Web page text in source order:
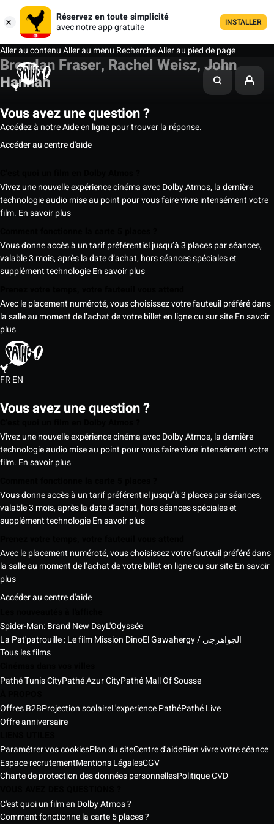
Réservez en toute simplicité
avec notre app gratuite
INSTALLER
Aller au contenuAller au menu RechercheAller au pied de page
Brendan Fraser, Rachel Weisz, John
Hannah
Vous avez une question ?
Accédez à notre Aide en ligne pour trouver la réponse.
Accéder au centre d'aide
Vivez une nouvelle expérience cinéma avec Dolby Atmos, la dernière
technologie audio mise au point pour vous faire vivre intensément votre
film. En savoir plus
Vous donne accès à un tarif préférentiel jusqu’à 3 places par séances,
valable 3 mois, après la date d’achat, hors séances spéciales et
supplément technologieEn savoir plus
Avec le placement numéroté, vous choisissez votre fauteuil préféré dans
la salle au moment de l’achat de votre billet en ligne ou sur siteEn savoir
plus
FREN
Vous avez une question ?
Vivez une nouvelle expérience cinéma avec Dolby Atmos, la dernière
technologie audio mise au point pour vous faire vivre intensément votre
film. En savoir plus
Vous donne accès à un tarif préférentiel jusqu’à 3 places par séances,
valable 3 mois, après la date d’achat, hors séances spéciales et
supplément technologieEn savoir plus
Avec le placement numéroté, vous choisissez votre fauteuil préféré dans
la salle au moment de l’achat de votre billet en ligne ou sur siteEn savoir
plus
Accéder au centre d'aide
Spider-Man: Brand New DayL'Odyssée
La Pat'patrouille : Le film Mission Dino
El Gawahergy / الجواهرجي
Tous les films
Pathé Tunis CityPathé Azur CityPathé Mall Of Sousse
Offres B2BProjection scolaireL'experience PathéPathé Live
Offre anniversaire
Paramétrer vos cookiesPlan du siteCentre d'aideBien vivre votre séance
Espace recrutementMentions LégalesCGV
Charte de protection des données personnellesPolitique CVD
C'est quoi un film en Dolby Atmos ?
Comment fonctionne la carte 5 places ?